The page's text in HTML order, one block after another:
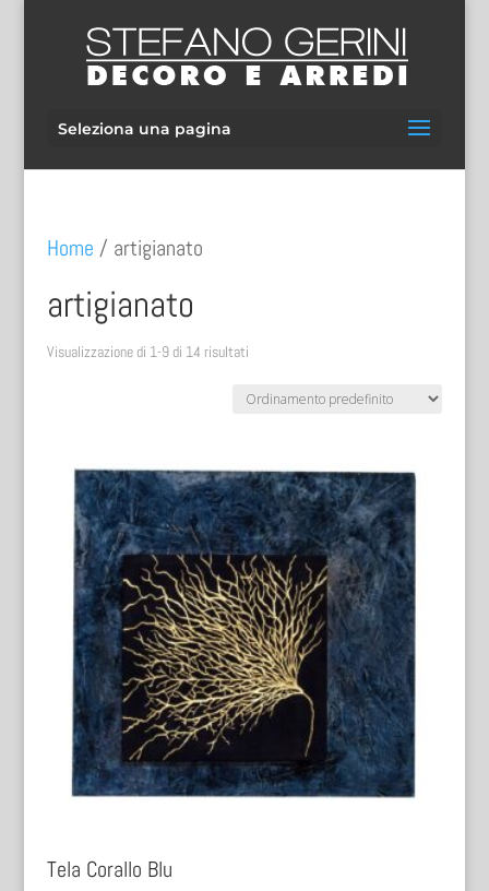
Seleziona una pagina
Home / artigianato
artigianato
Visualizzazione di 1-9 di 14 risultati
Tela Corallo Blu